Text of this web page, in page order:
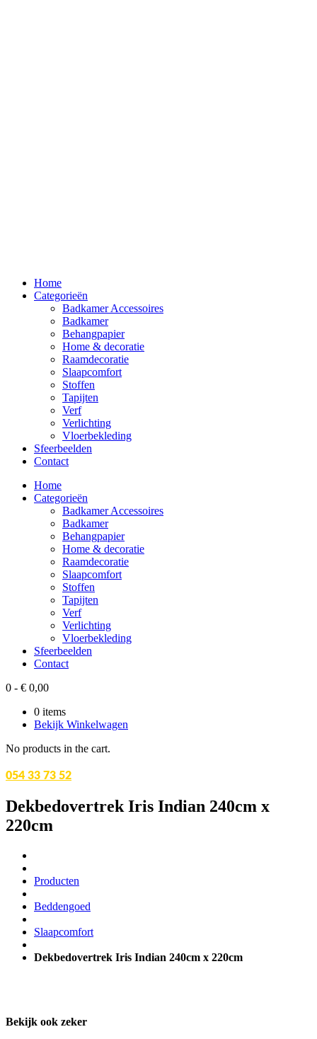
Home
Categorieën
Badkamer Accessoires
Badkamer
Behangpapier
Home & decoratie
Raamdecoratie
Slaapcomfort
Stoffen
Tapijten
Verf
Verlichting
Vloerbekleding
Sfeerbeelden
Contact
Home
Categorieën
Badkamer Accessoires
Badkamer
Behangpapier
Home & decoratie
Raamdecoratie
Slaapcomfort
Stoffen
Tapijten
Verf
Verlichting
Vloerbekleding
Sfeerbeelden
Contact
0 - € 0,00
0 items
Bekijk Winkelwagen
No products in the cart.
054 33 73 52
Dekbedovertrek Iris Indian 240cm x
220cm
Producten
Beddengoed
Slaapcomfort
Dekbedovertrek Iris Indian 240cm x 220cm
Bekijk ook zeker